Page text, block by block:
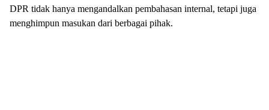
DPR tidak hanya mengandalkan pembahasan internal, tetapi juga
menghimpun masukan dari berbagai pihak.